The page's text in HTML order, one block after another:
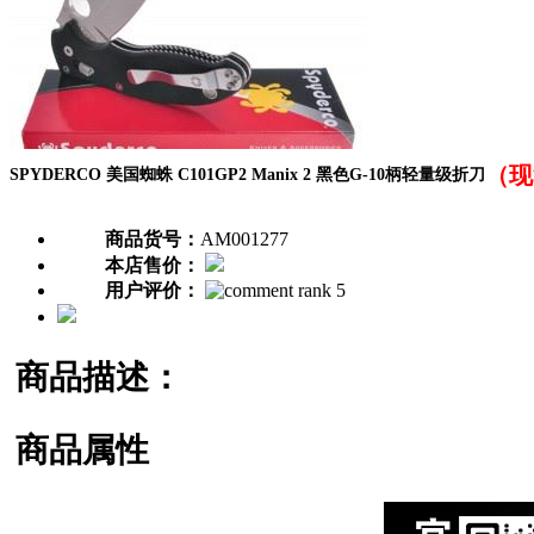
SPYDERCO 美国蜘蛛 C101GP2 Manix 2 黑色G-10柄轻量级折刀 （
商品货号： AM001277
本店售价：
用户评价：
商品描述：
商品属性